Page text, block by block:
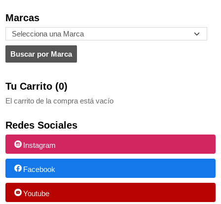
Marcas
Tu Carrito (0)
El carrito de la compra está vacío
Redes Sociales
Instagram
Facebook
Youtube